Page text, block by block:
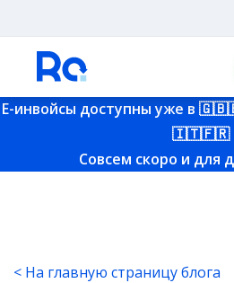
E-инвойсы доступны уже в 🇬🇧
🇮🇹🇫🇷
Совсем скоро и для
< На главную страницу блога